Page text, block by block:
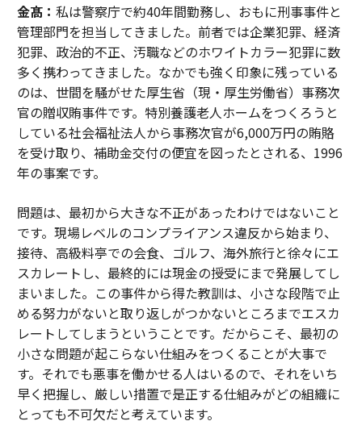
金髙： 私は警察庁で約40年間勤務し、おもに刑事事件と
管理部門を担当してきました。前者では企業犯罪、経済
犯罪、政治的不正、汚職などのホワイトカラー犯罪に数
多く携わってきました。なかでも強く印象に残っている
のは、世間を騒がせた厚生省（現・厚生労働省）事務次
官の贈収賄事件です。特別養護老人ホームをつくろうと
している社会福祉法人から事務次官が6,000万円の賄賂
を受け取り、補助金交付の便宜を図ったとされる、1996
年の事案です。
問題は、最初から大きな不正があったわけではないこと
です。現場レベルのコンプライアンス違反から始まり、
接待、高級料亭での会食、ゴルフ、海外旅行と徐々にエ
スカレートし、最終的には現金の授受にまで発展してし
まいました。この事件から得た教訓は、小さな段階で止
める努力がないと取り返しがつかないところまでエスカ
レートしてしまうということです。だからこそ、最初の
小さな問題が起こらない仕組みをつくることが大事で
す。それでも悪事を働かせる人はいるので、それをいち
早く把握し、厳しい措置で是正する仕組みがどの組織に
とっても不可欠だと考えています。